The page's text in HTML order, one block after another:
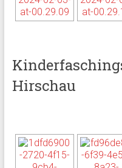
Hirschau